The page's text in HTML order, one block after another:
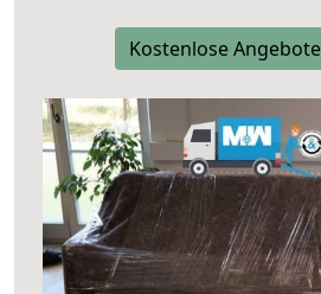
Kostenlose